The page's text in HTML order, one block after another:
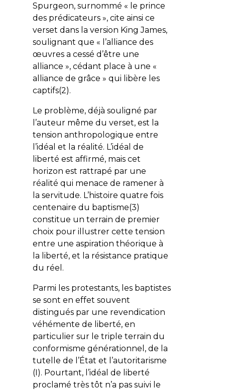
Spurgeon, surnommé « le prince
des prédicateurs », cite ainsi ce
verset dans la version King James,
soulignant que « l’alliance des
œuvres a cessé d’être une
alliance », cédant place à une «
alliance de grâce » qui libère les
captifs(2).
Le problème, déjà souligné par
l’auteur même du verset, est la
tension anthropologique entre
l’idéal et la réalité. L’idéal de
liberté est affirmé, mais cet
horizon est rattrapé par une
réalité qui menace de ramener à
la servitude. L’histoire quatre fois
centenaire du baptisme(3)
constitue un terrain de premier
choix pour illustrer cette tension
entre une aspiration théorique à
la liberté, et la résistance pratique
du réel.
Parmi les protestants, les baptistes
se sont en effet souvent
distingués par une revendication
véhémente de liberté, en
particulier sur le triple terrain du
conformisme générationnel, de la
tutelle de l’État et l’autoritarisme
(I). Pourtant, l’idéal de liberté
proclamé très tôt n’a pas suivi le